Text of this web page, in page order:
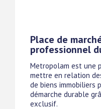
Place de
professionnel
Metropolam est une
mettre en relation
de biens immobiliers
démarche durable
exclusif.